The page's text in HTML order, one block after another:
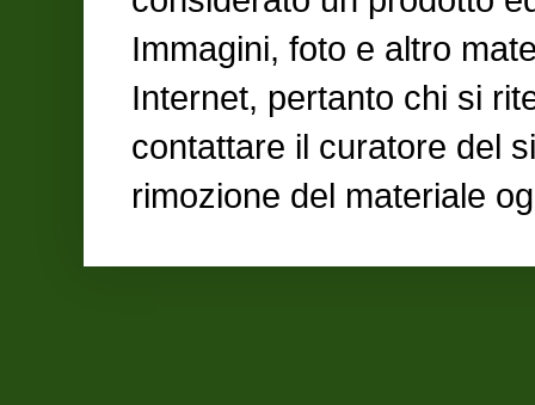
Immagini, foto e altro
Internet, pertanto chi si
contattare il curatore del
rimozione del materiale